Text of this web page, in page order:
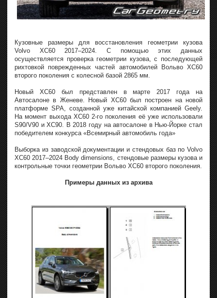
Кузовные размеры для восстановления геометрии кузова
Volvo XC60 2017–2024. С помощью этих данных
осуществляется проверка геометрии кузова, с последующей
рихтовкой поврежденных частей автомобилей Вольво XC60
второго поколения с колесной базой 2865 мм.
Новый XC60 был представлен в марте 2017 года на
Автосалоне в Женеве. Новый XC60 был построен на новой
платформе SPA, созданной уже китайской компанией Geely.
На момент выхода XC60 2-го поколения её уже использовали
S90/V90 и XC90. В 2018 году на автосалоне в Нью-Йорке стал
победителем конкурса «Всемирный автомобиль года»
Выборка из заводской документации и стендовых баз по Volvo
XC60 2017–2024 Body dimensions, стендовые размеры кузова и
контрольные точки геометрии Вольво XC60 второго поколения.
Примеры данных из архива